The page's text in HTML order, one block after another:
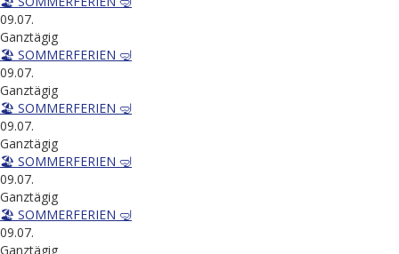
09.07.
Ganztägig
🏖️ SOMMERFERIEN 🤿
09.07.
Ganztägig
🏖️ SOMMERFERIEN 🤿
09.07.
Ganztägig
🏖️ SOMMERFERIEN 🤿
09.07.
Ganztägig
🏖️ SOMMERFERIEN 🤿
09.07.
Ganztägig